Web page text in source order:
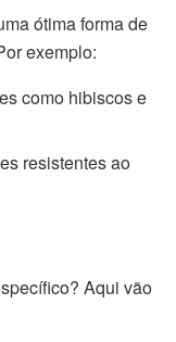
ótima forma de
exemplo:
como hibiscos e
resistentes ao
Aqui vão